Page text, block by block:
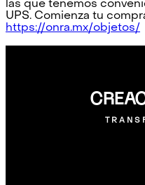
las que tenemos
UPS. Comienza tu
https://onra.mx/objetos/